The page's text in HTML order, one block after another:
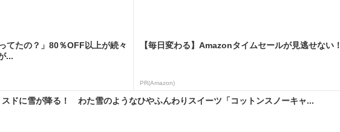
てたの？」80％OFF以上が続々
...
【毎日変わる】Amazonタイムセールが見逃せない！
PR(Amazon)
スドに雪が降る！ わた雪のようなひやふんわりスイーツ「コットンスノーキャ...